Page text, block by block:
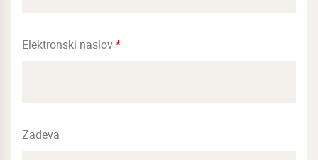
Elektronski naslov*
Zadeva